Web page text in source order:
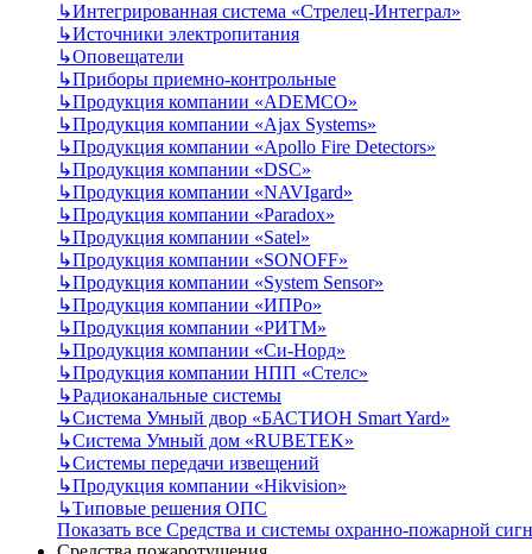
↳Интегрированная система «Стрелец-Интеграл»
↳Источники электропитания
↳Оповещатели
↳Приборы приемно-контрольные
↳Продукция компании «ADEMCO»
↳Продукция компании «Ajax Systems»
↳Продукция компании «Apollo Fire Detectors»
↳Продукция компании «DSC»
↳Продукция компании «NAVIgard»
↳Продукция компании «Paradox»
↳Продукция компании «Satel»
↳Продукция компании «SONOFF»
↳Продукция компании «System Sensor»
↳Продукция компании «ИПРо»
↳Продукция компании «РИТМ»
↳Продукция компании «Си-Норд»
↳Продукция компании НПП «Стелс»
↳Радиоканальные системы
↳Система Умный двор «БАСТИОН Smart Yard»
↳Система Умный дом «RUBETEK»
↳Системы передачи извещений
↳Продукция компании «Hikvision»
↳Типовые решения ОПС
Показать все Средства и системы охранно-пожарной